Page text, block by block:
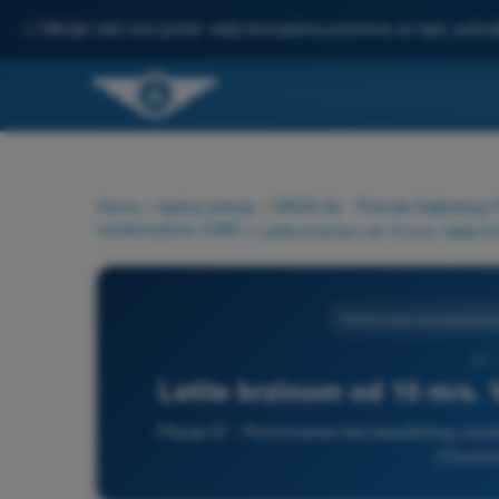
Otkrijte naš novi portal: vaša kompletna priprema za ispit,
Home Ispitna pitanja DRON A2 - Potvrda Daljinskog
vazduhoplova (UAS)
Letite brzinom od 10 m/s.
Pitanje 67 - Performanse leta bespilotnog